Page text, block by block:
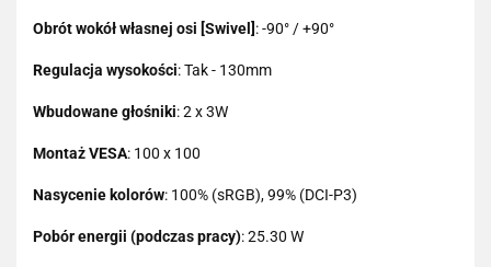
Obrót wokół własnej osi [Swivel] : -90° / +90°
Regulacja wysokości: Tak - 130mm
Wbudowane głośniki: 2 x 3W
Montaż VESA: 100 x 100
Nasycenie kolorów: 100% (sRGB), 99% (DCI-P3)
Pobór energii (podczas pracy): 25.30 W